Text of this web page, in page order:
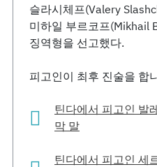
슬라시체프(Valery
미하일 부르코프(Mikhail
징역형을 선고했다.
피고인이 최후 진술을 합
틴다에서 피고인 발
막 말
틴다에서 피고인 세